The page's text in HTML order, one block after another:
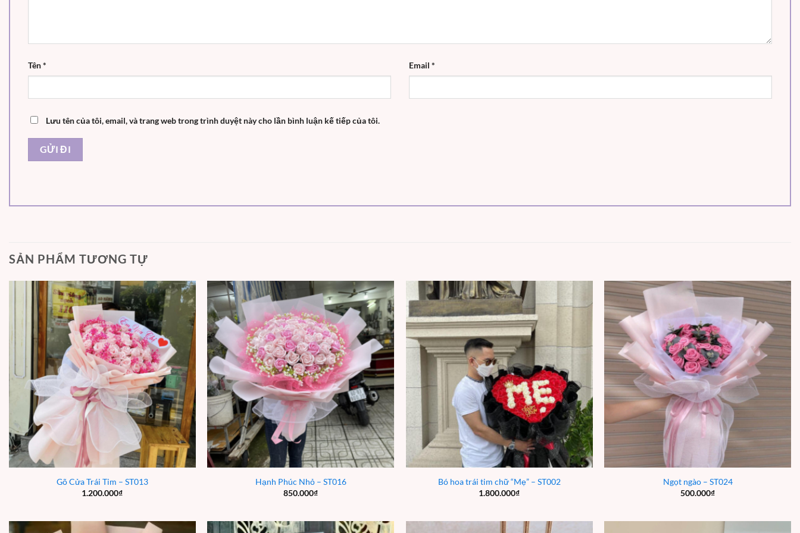
Tên* Email *
Lưu tên của tôi, email, và trang web trong trình duyệt này cho lần bình luận kế tiếp của tôi.
SẢN PHẨM TƯƠNG TỰ
Gõ Cửa Trái Tim – ST013
1.200.000₫
Hạnh Phúc Nhỏ – ST016
850.000₫
Bó hoa trái tim chữ “Mẹ” – ST002
1.800.000₫
Ngọt ngào – ST024
500.000₫